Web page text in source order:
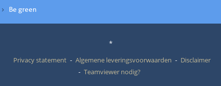
Be green
*
Privacy statement
Algemene leveringsvoorwaarden
Disclaimer
Teamviewer nodig?